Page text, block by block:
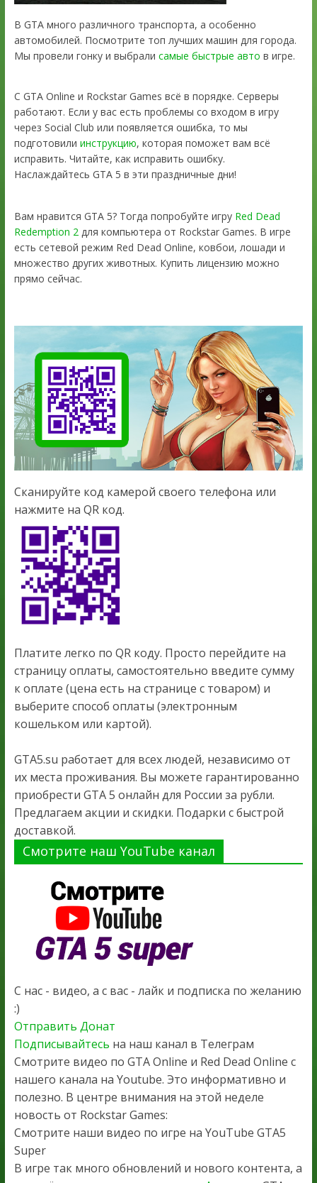
В GTA много различного транспорта, а особенно
автомобилей. Посмотрите топ лучших машин для города.
Мы провели гонку и выбрали самые быстрые авто в игре.
С GTA Online и Rockstar Games всё в порядке. Серверы
работают. Если у вас есть проблемы со входом в игру
через Social Club или появляется ошибка, то мы
подготовили инструкцию, которая поможет вам всё
исправить. Читайте, как исправить ошибку.
Наслаждайтесь GTA 5 в эти праздничные дни!
Вам нравится GTA 5? Тогда попробуйте игру Red Dead
Redemption 2для компьютера от Rockstar Games. В игре
есть сетевой режим Red Dead Online, ковбои, лошади и
множество других животных. Купить лицензию можно
прямо сейчас.
Сканируйте код камерой своего телефона или
нажмите на QR код.
Платите легко по QR коду. Просто перейдите на
страницу оплаты, самостоятельно введите сумму
к оплате (цена есть на странице с товаром) и
выберите способ оплаты (электронным
кошельком или картой).
GTA5.su работает для всех людей, независимо от
их места проживания. Вы можете гарантированно
приобрести GTA 5 онлайн для России за рубли.
Предлагаем акции и скидки. Подарки с быстрой
доставкой.
Смотрите наш YouTube канал
С нас - видео, а с вас - лайк и подписка по желанию
:)
Отправить Донат
Подписывайтесь на наш канал в Телеграм
Смотрите видео по GTA Online и Red Dead Online с
нашего канала на Youtube. Это информативно и
полезно. В центре внимания на этой неделе
новость от Rockstar Games:
Смотрите наши видео по игре на YouTube GTA5
Super
В игре так много обновлений и нового контента, а